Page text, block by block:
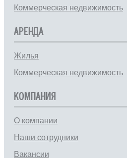
Коммерческая недвижимость
АРЕНДА
Жилья
Коммерческая недвижимость
КОМПАНИЯ
О компании
Наши сотрудники
Вакансии